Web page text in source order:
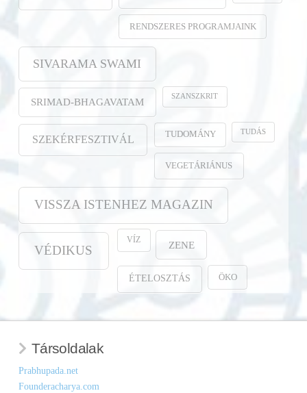
RENDSZERES PROGRAMJAINK
SIVARAMA SWAMI
SRIMAD-BHAGAVATAM SZANSZKRIT
SZEKÉRFESZTIVÁL TUDOMÁNY TUDÁS
VEGETÁRIÁNUS
VISSZA ISTENHEZ MAGAZIN
VÉDIKUS
VÍZ ZENE
ÉTELOSZTÁS ÖKO
Társoldalak
Prabhupada.net
Founderacharya.com